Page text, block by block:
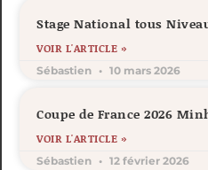
Stage National tous
VOIR L'ARTICLE »
Sébastien 10 mars 2026
Coupe de France 2026
VOIR L'ARTICLE »
Sébastien 12 février 2026